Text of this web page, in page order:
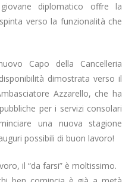
diplomatico offre la
verso la funzionalità che
Capo della Cancelleria
dimostrata verso il
Azzarello, che ha
per i servizi consolari
una nuova stagione
possibili di buon lavoro!
il “da farsi” è moltissimo.